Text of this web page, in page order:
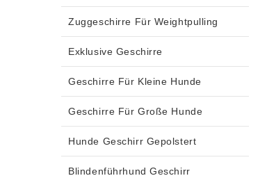
Zuggeschirre Für Weightpulling
Exklusive Geschirre
Geschirre Für Kleine Hunde
Geschirre Für Große Hunde
Hunde Geschirr Gepolstert
Blindenführhund Geschirr